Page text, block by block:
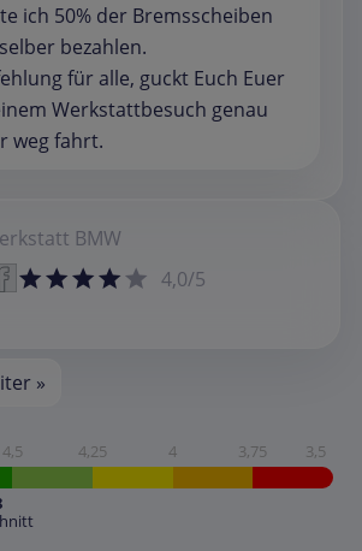
ich 50% der Bremsscheiben
bezahlen.
für alle, guckt Euch Euer
Werkstattbesuch genau
weg fahrt.
BMW
4,0/5
»
4,5 4,25 4 3,75 3,5